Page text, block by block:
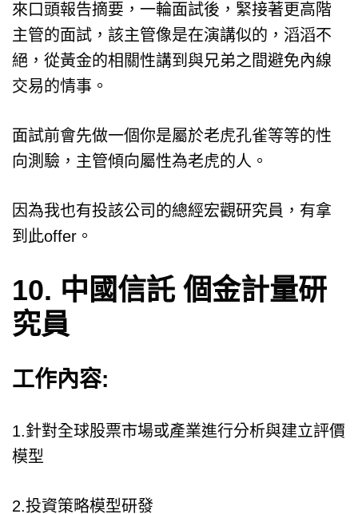
來口頭報告摘要，一輪面試後，緊接著更高階
主管的面試，該主管像是在演講似的，滔滔不
絕，從黃金的相關性講到與兄弟之間避免內線
交易的情事。
面試前會先做一個你是屬於老虎孔雀等等的性
向測驗，主管傾向屬性為老虎的人。
因為我也有投該公司的總經宏觀研究員，有拿
到此offer。
10. 中國信託 個金計量研
究員
工作內容:
1.針對全球股票市場或產業進行分析與建立評價
模型
2.投資策略模型研發